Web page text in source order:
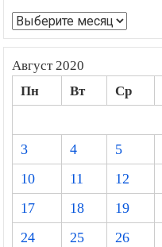
Архивы
Август 2020
Пн Вт Ср
3
4 5
10
11 12
17
18 19
24
25 26